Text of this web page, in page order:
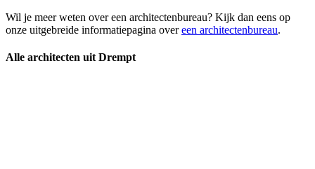
Wil je meer weten over een architectenbureau? Kijk dan eens op
onze uitgebreide informatiepagina overeen architectenbureau.
Alle architecten uit Drempt